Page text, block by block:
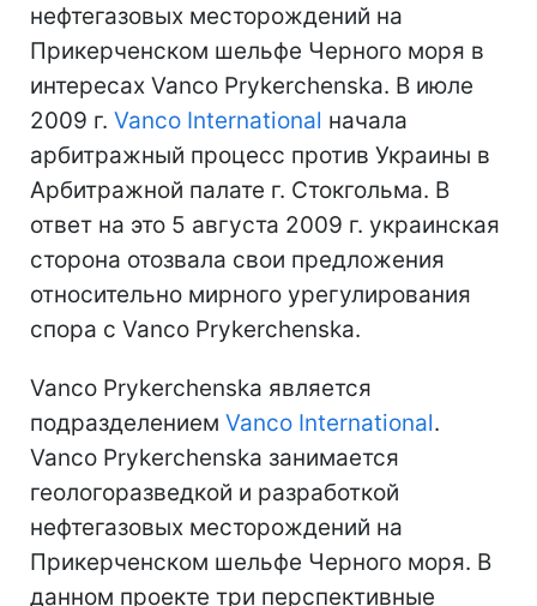
нефтегазовых месторождений на
Прикерченском шельфе Черного моря в
интересах Vanco Prykerchenska. В июле
2009 г. Vanco International начала
арбитражный процесс против Украины в
Арбитражной палате г. Стокгольма. В
ответ на это 5 августа 2009 г. украинская
сторона отозвала свои предложения
относительно мирного урегулирования
спора с Vanco Prykerchenska.
Vanco Prykerchenska является
подразделением Vanco International.
Vanco Prykerchenska занимается
геологоразведкой и разработкой
нефтегазовых месторождений на
Прикерченском шельфе Черного моря. В
данном проекте три перспективные